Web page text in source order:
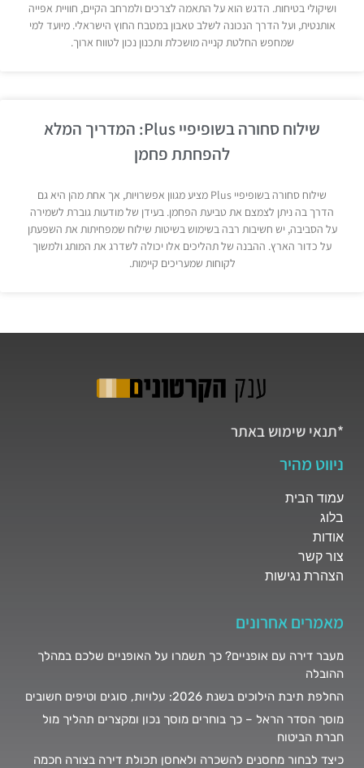
ושיקולי בטיחות. הדגש הוא על התאמה לצרכים ולמרחב הקיים, חוויית אפייה
אותנטית, ועל הדרך הנכונה לשלב טאבון במטבח החוץ הישראלי. מיועד למי
שמחפש החלטת קנייה מושכלת ותכנון נכון לטווח ארוך.
שילוח סחורה בשופיפיי Plus: המדריך המלא
להפחתת פחמן
שילוח סחורה בשופיפיי Plus מציע מגוון אפשרויות, אך אחת מהן היא גם
הדרך בה ניתן לצמצם את טביעת הפחמן. בעידן של מודעות גוברת לשמירה
על הסביבה, יש חשיבות רבה בשימוש בשיטות שילוח שמפחיתות את השפעתן
על כדור הארץ. ההבנה של תהליכים אלו יכולה לשדרג את המותג ולמשוך
לקוחות שמעריכים קיימות.
*תנאי שימוש באתר
ניווט מהיר
עמוד הבית
בלוג
אודות
צור קשר
הצהרת נגישות
מאמרים אחרונים
מעבר דירה עם אופניים? כך תשמרו על האופניים שלכם במהלך
ההובלה
החלפת תיבת הילוכים בשנת 2026: עלויות, סוגים וטיפים חשובים
מוסך הסדר הראל – כך בוחרים מוסך נכון ומקצרים תהליך מול
חברת הביטוח
כיצד לבחור מחסנים להשכרה ולאחסן תכולת דירה בצורה חכמה